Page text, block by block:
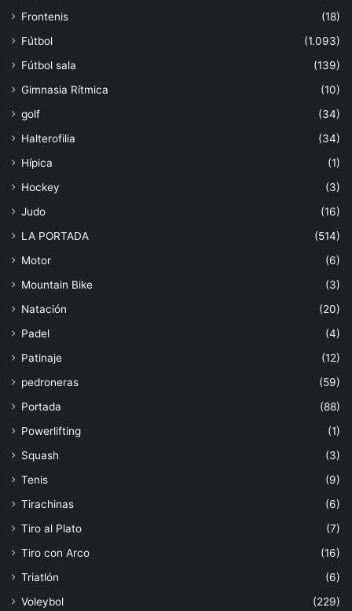
Frontenis
(18)
Fútbol
(1.093)
Fútbol sala
(139)
Gimnasia Rítmica
(10)
golf
(34)
Halterofilia
(34)
Hípica
(1)
Hockey
(3)
Judo
(16)
LA PORTADA
(514)
Motor
(6)
Mountain Bike
(3)
Natación
(20)
Padel
(4)
Patinaje
(12)
pedroneras
(59)
Portada
(88)
Powerlifting
(1)
Squash
(3)
Tenis
(9)
Tirachinas
(6)
Tiro al Plato
(7)
Tiro con Arco
(16)
Triatlón
(6)
Voleybol
(229)